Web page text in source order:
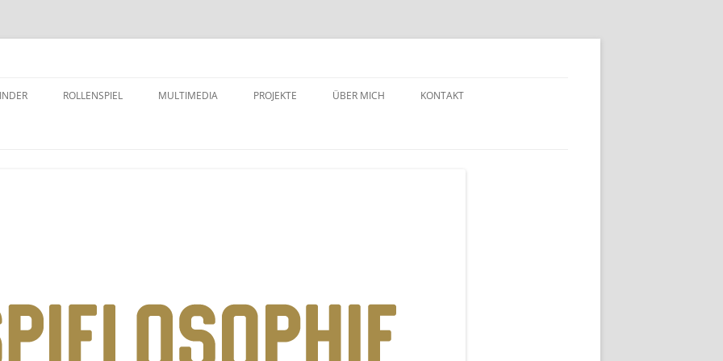
ROLLENSPIEL MULTIMEDIA PROJEKTE ÜBER MICH KONTAKT